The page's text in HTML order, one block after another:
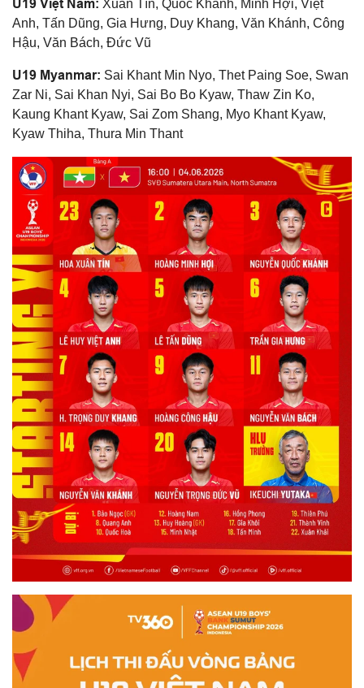
U19 Việt Nam: Xuân Tín, Quốc Khánh, Minh Hợi, Việt
Anh, Tấn Dũng, Gia Hưng, Duy Khang, Văn Khánh, Công
Hậu, Văn Bách, Đức Vũ
U19 Myanmar: Sai Khant Min Nyo, Thet Paing Soe, Swan
Zar Ni, Sai Khan Nyi, Sai Bo Bo Kyaw, Thaw Zin Ko,
Kaung Khant Kyaw, Sai Zom Shang, Myo Khant Kyaw,
Kyaw Thiha, Thura Min Thant